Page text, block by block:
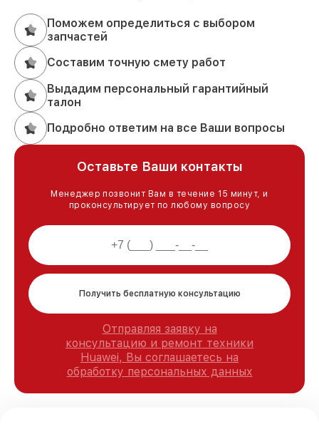
Поможем определиться с выбором
запчастей
Составим точную смету работ
Выдадим персональный гарантийный
талон
Подробно ответим на все Ваши вопросы
Оставьте Ваши контакты
Менеджер позвонит Вам в течение 15 минут, и
проконсультирует по любому вопросу
Получить бесплатную консультацию
Отправляя заявку на
консультацию и ремонт техники
Huawei, Вы соглашаетесь на
обработку персональных данных